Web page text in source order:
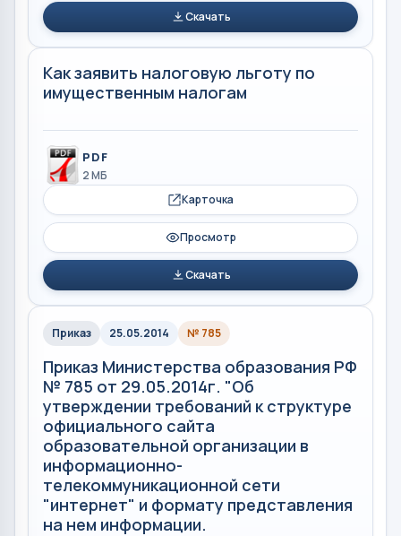
Скачать
Как заявить налоговую льготу по
имущественным налогам
PDF
2 МБ
Карточка
Просмотр
Скачать
Приказ 25.05.2014 № 785
Приказ Министерства образования РФ
№ 785 от 29.05.2014г. "Об
утверждении требований к структуре
официального сайта
образовательной организации в
информационно-
телекоммуникационной сети
"интернет" и формату представления
на нем информации.